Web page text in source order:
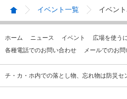
イベント一覧 イベン
ホーム ニュース イベント 広場を使う
各種電話でのお問い合わせ
メールでのお
チ・カ・ホ内での落とし物、忘れ物は防災